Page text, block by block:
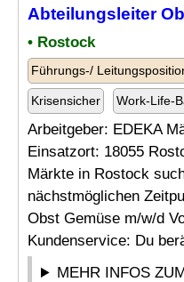
Abteilungsleiter
• Rostock
Führungs-/
Krisensicher Work-Life-
Arbeitgeber: EDEKA
Einsatzort: 18055
Märkte in Rostock
nächstmöglichen
Obst Gemüse m/w/d
Kundenservice: Du
MEHR INFOS